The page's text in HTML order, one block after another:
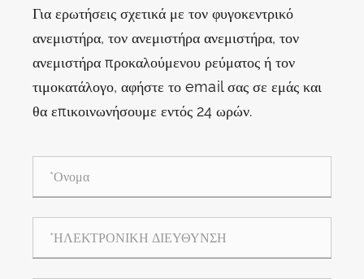
Για ερωτήσεις σχετικά με τον φυγοκεντρικό
ανεμιστήρα, τον ανεμιστήρα ανεμιστήρα, τον
ανεμιστήρα προκαλούμενου ρεύματος ή τον
τιμοκατάλογο, αφήστε το email σας σε εμάς και
θα επικοινωνήσουμε εντός 24 ωρών.